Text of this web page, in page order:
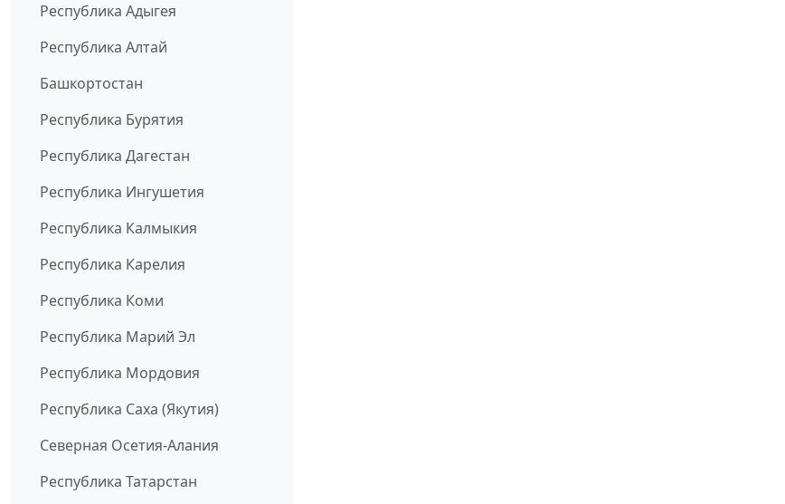
Республика Адыгея
Республика Алтай
Башкортостан
Республика Бурятия
Республика Дагестан
Республика Ингушетия
Республика Калмыкия
Республика Карелия
Республика Коми
Республика Марий Эл
Республика Мордовия
Республика Саха (Якутия)
Северная Осетия-Алания
Республика Татарстан